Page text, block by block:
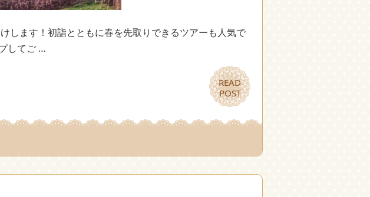
します！初詣とともに春を先取りできるツアーも人気で
してご …
READ
POST
READ
POST